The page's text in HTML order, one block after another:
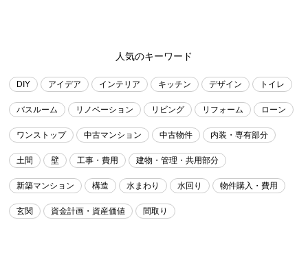
人気のキーワード
DIY アイデア インテリア キッチン デザイン トイレ
バスルーム リノベーション リビング リフォーム ローン
ワンストップ 中古マンション 中古物件 内装・専有部分
土間 壁 工事・費用 建物・管理・共用部分
新築マンション 構造 水まわり 水回り 物件購入・費用
玄関 資金計画・資産価値 間取り